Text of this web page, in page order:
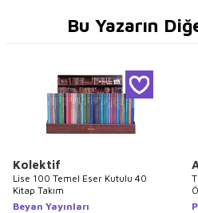
Bu Yazarın
Kolektif
Lise 100 Temel Eser Kutulu 40
Kitap Takım
Beyan Yayınları